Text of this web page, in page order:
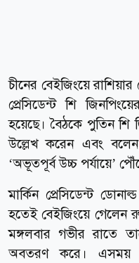
চীনের বেইজিংয়ে রাশিয়ার
প্রেসিডেন্ট শি
হয়েছে। বৈঠকে পুতিন শি
উল্লেখ করেন এবং
‘অভূতপূর্ব উচ্চ পর্যায়ে’
মার্কিন প্রেসিডেন্ট
হতেই বেইজিংয়ে গেলেন
মঙ্গলবার গভীর রাতে
অবতরণ করে। এসময়